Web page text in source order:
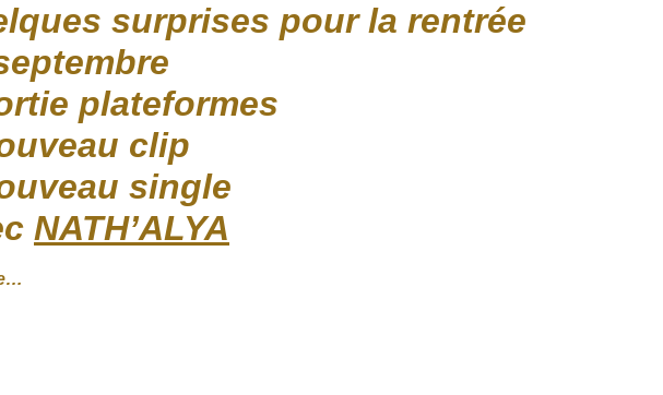
surprises pour la rentrée
plateformes
clip
single
NATH’ALYA